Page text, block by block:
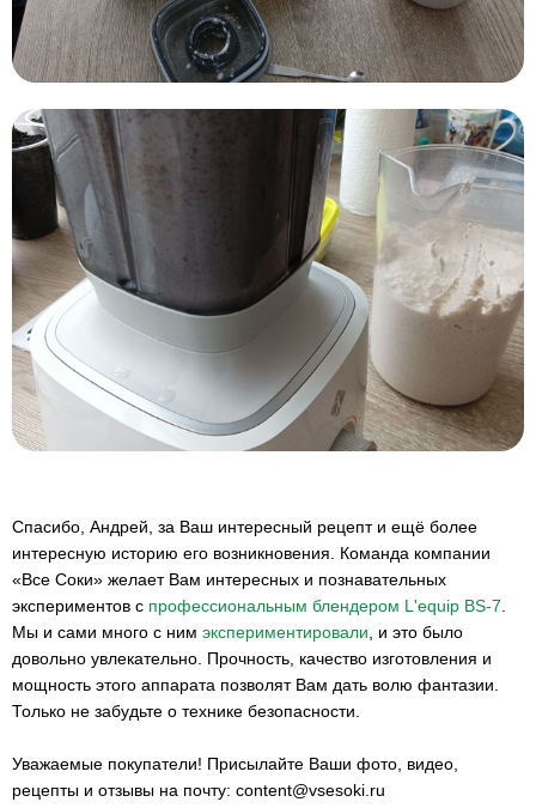
Спасибо, Андрей, за Ваш интересный рецепт и ещё более
интересную историю его возникновения. Команда компании
«Все Соки» желает Вам интересных и познавательных
экспериментов с профессиональным блендером L'equip BS-7
Мы и сами много с ним экспериментировали , и это было
довольно увлекательно. Прочность, качество изготовления и
мощность этого аппарата позволят Вам дать волю фантазии.
Только не забудьте о технике безопасности.
Уважаемые покупатели! Присылайте Ваши фото, видео,
рецепты и отзывы на почту: content@vsesoki.ru